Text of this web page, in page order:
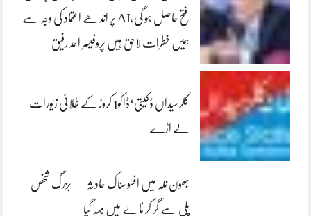
فتح حاصل ہو گی،AI پر اندھے اعتماد کی وجہ سے
ہمیں خطرات لاحق ہیں پروفیسر احمد رفیق
کلرسیداں ڈکیتی‘ڈاکو1 کروڑ کے طلائی زیورات
لے اڑے
بھون نلہ میں افسوسناک حادثہ — بزرگ شخص
پلی سے گر کر نالے میں بہہ گیا